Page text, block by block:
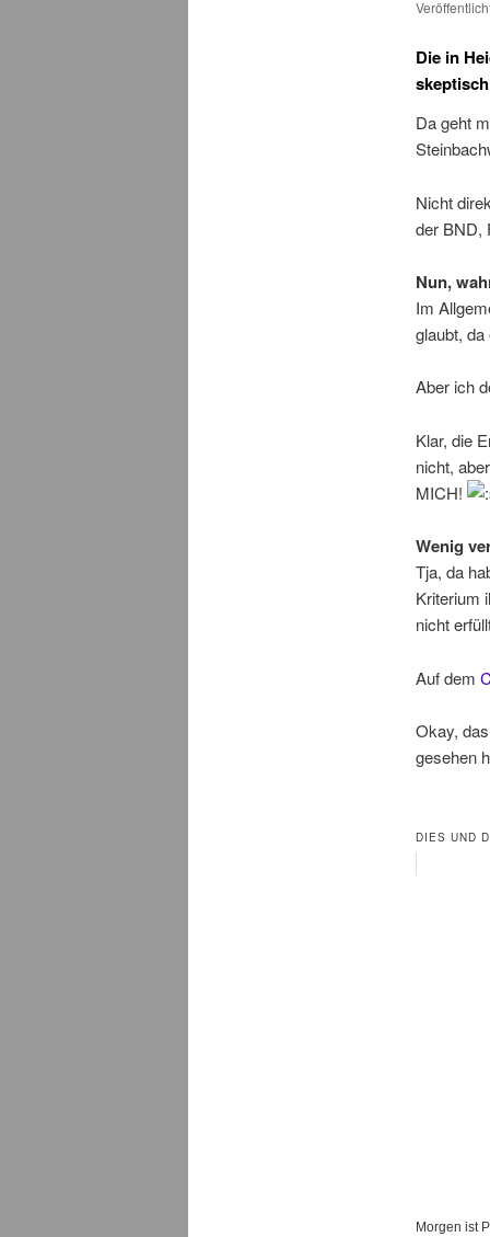
Die in
Da geht
Nicht
der BND,
Nun,
Im
glaubt,
Aber ich
Klar, die
nicht,
MICH!
Wenig
Tja, da
Kriterium
nicht
Auf dem
Okay,
gesehen
DIES UND
Morgen ist